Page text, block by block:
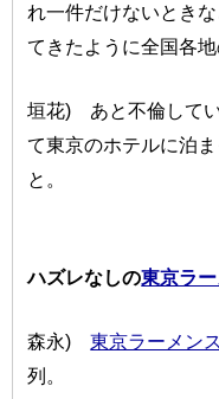
れ一件だけないとき
てきたように全国各地
垣花) あと不倫して
て東京のホテルに泊
と。
ハズレなしの東京ラ
森永)東京ラーメン
列。